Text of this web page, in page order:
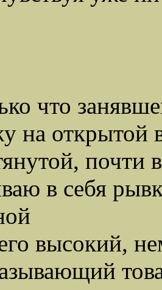
что
на открытой
почти
в себя
высокий,